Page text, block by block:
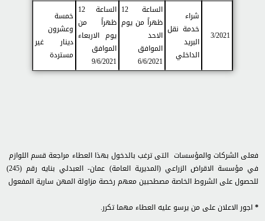
3/2021
شراء
خدمة نقل
البريد
الداخلي
الساعة 12
ظهراً من يوم
الاحد
الموافق
6/6/2021
الساعة 12
ظهراً من
يوم الاربعاء
الموافق
9/6/2021
خمسة
وعشرون
دينار غير
مستردة
فعلى الشركات والمؤسسات التى ترغب بالدخول بهذا العطاء مراجعة قسم اللوازم
في مؤسسة الاقراض الزراعي (المديرية العامة) عمان- العبدلي بنايه رقم (245)
للحصول على الشروط الخاصة مصطحبين معهم رخصة مزاولة المهن سارية المفعول
*اجور الاعلان على من يرسو عليه العطاء مهما تكرر.